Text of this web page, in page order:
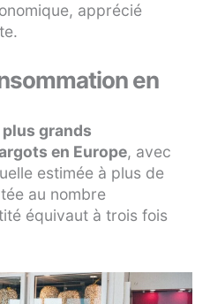
apprécié
en
grands
en Europe, avec
estimée à plus de
au nombre
équivaut à trois fois